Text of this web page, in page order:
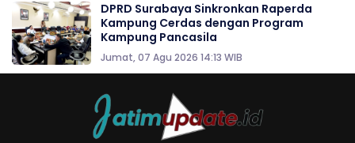
DPRD Surabaya Sinkronkan Raperda
Kampung Cerdas dengan Program
Kampung Pancasila
Jumat, 07 Agu 2026 14:13 WIB